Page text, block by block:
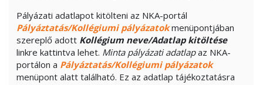
Pályázati adatlapot kitölteni az NKA-portál
Pályáztatás/Kollégiumi pályázatok menüpontjában
szereplő adott Kollégium neve/Adatlap kitöltése
linkre kattintva lehet. Minta pályázati adatlapaz NKA-
portálon a Pályáztatás/Kollégiumi pályázatok
menüpont alatt található. Ez az adatlap tájékoztatásra